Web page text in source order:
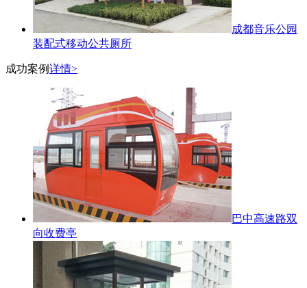
成都音乐公园
装配式移动公共厕所
成功案例详情>
巴中高速路双
向收费亭